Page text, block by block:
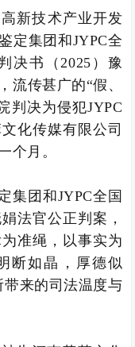
新技术产业开发
定集团和JYPC全
决书（2025）豫
流传甚广的“假、
判决为侵犯JYPC
化传媒有限公司
个月。
集团和JYPC全国
法官公正判案，
准绳，以事实为
断如晶，厚德似
来的司法温度与